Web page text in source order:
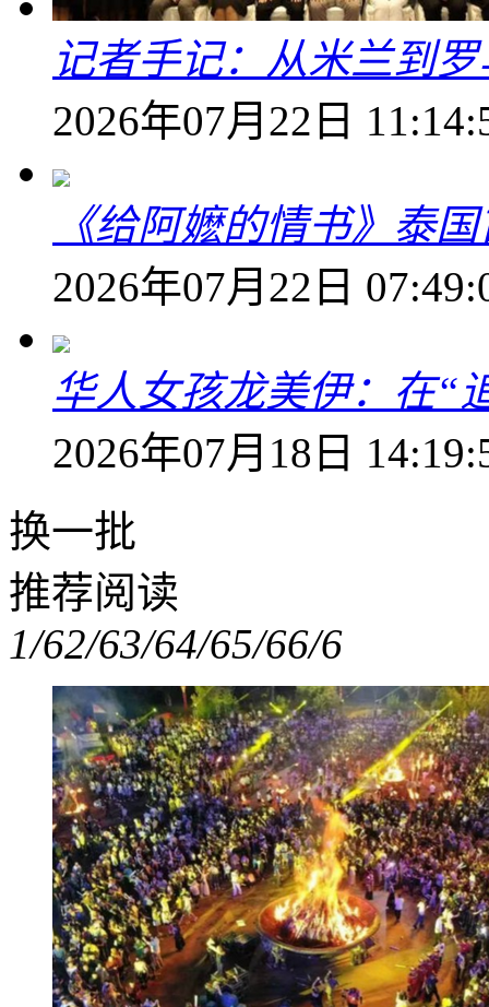
记者手记：从米兰到
2026年07月22日
《给阿嬷的情书》泰
2026年07月22日
华人女孩龙美伊：在“
2026年07月18日
换一批
推荐阅读
1/62/63/64/65/66/6